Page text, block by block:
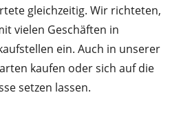
gleichzeitig. Wir richteten,
vielen Geschäften in
ein. Auch in unserer
kaufen oder sich auf die
setzen lassen.